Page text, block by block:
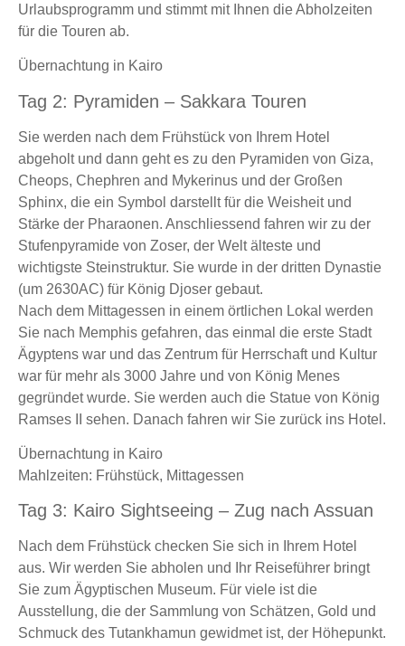
Urlaubsprogramm und stimmt mit Ihnen die Abholzeiten
für die Touren ab.
Übernachtung in Kairo
Tag 2: Pyramiden – Sakkara Touren
Sie werden nach dem Frühstück von Ihrem Hotel
abgeholt und dann geht es zu den Pyramiden von Giza,
Cheops, Chephren and Mykerinus und der Großen
Sphinx, die ein Symbol darstellt für die Weisheit und
Stärke der Pharaonen. Anschliessend fahren wir zu der
Stufenpyramide von Zoser, der Welt älteste und
wichtigste Steinstruktur. Sie wurde in der dritten Dynastie
(um 2630AC) für König Djoser gebaut.
Nach dem Mittagessen in einem örtlichen Lokal werden
Sie nach Memphis gefahren, das einmal die erste Stadt
Ägyptens war und das Zentrum für Herrschaft und Kultur
war für mehr als 3000 Jahre und von König Menes
gegründet wurde. Sie werden auch die Statue von König
Ramses II sehen. Danach fahren wir Sie zurück ins Hotel.
Übernachtung in Kairo
Mahlzeiten: Frühstück, Mittagessen
Tag 3: Kairo Sightseeing – Zug nach Assuan
Nach dem Frühstück checken Sie sich in Ihrem Hotel
aus. Wir werden Sie abholen und Ihr Reiseführer bringt
Sie zum Ägyptischen Museum. Für viele ist die
Ausstellung, die der Sammlung von Schätzen, Gold und
Schmuck des Tutankhamun gewidmet ist, der Höhepunkt.